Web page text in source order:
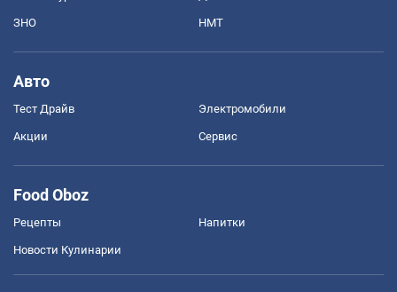
ЗНО НМТ
Авто
Тест Драйв Электромобили
Акции Сервис
Food Oboz
Рецепты Напитки
Новости Кулинарии